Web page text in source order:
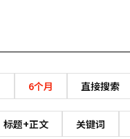
6个月 直接搜索
标题+正文 关键词